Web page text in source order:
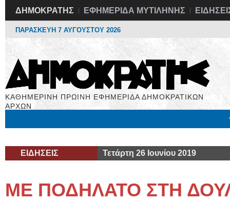
ΔΗΜΟΚΡΑΤΗΣ ΕΦΗΜΕΡΙΔΑ ΜΥΤΙΛΗΝΗΣ
ΠΑΡΑΣΚΕΥΗ 7 ΑΥΓΟΥΣΤΟΥ 2026
ΚΑΘΗΜΕΡΙΝΗ ΠΡΩΙΝΗ ΕΦΗΜΕΡΙΔΑ ΔΗΜΟΚΡΑΤΙΚΩΝ
ΑΡΧΩΝ
ΕΙΔΗΣΕΙΣ Τετάρτη 26 Ιουνίου 2019
ΜΕ ΠΟΔΗΛΑΤΟ ΣΤΗ